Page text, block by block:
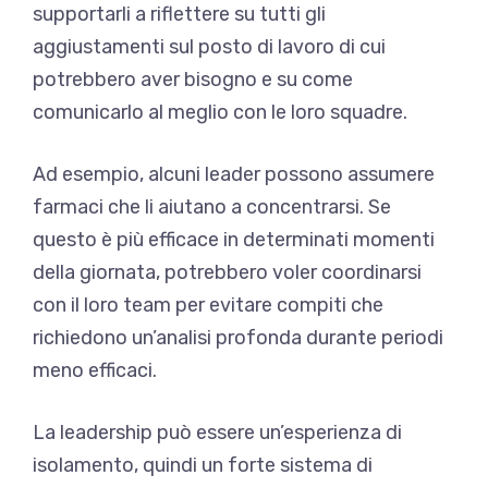
supportarli a riflettere su tutti gli
aggiustamenti sul posto di lavoro di cui
potrebbero aver bisogno e su come
comunicarlo al meglio con le loro squadre.
Ad esempio, alcuni leader possono assumere
farmaci che li aiutano a concentrarsi. Se
questo è più efficace in determinati momenti
della giornata, potrebbero voler coordinarsi
con il loro team per evitare compiti che
richiedono un’analisi profonda durante periodi
meno efficaci.
La leadership può essere un’esperienza di
isolamento, quindi un forte sistema di